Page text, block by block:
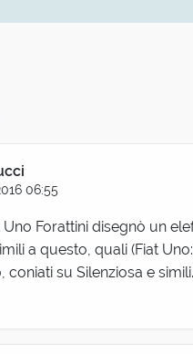
06:55
Uno Forattini disegnò un
a questo, quali (Fiat
su Silenziosa e